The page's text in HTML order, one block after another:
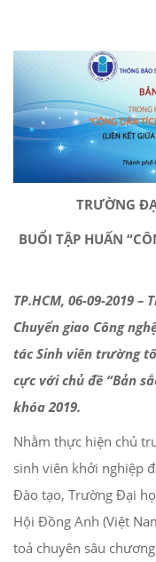
TRƯỜNG
BUỔI TẬP HUẤN
TP.HCM, 06-09-2019
Chuyển giao Công
tác Sinh viên trường
cực với chủ đề “Bản
khóa 2019.
Nhằm thực hiện chủ
sinh viên khởi nghiệp
Đào tạo, Trường Đại
Hội Đồng Anh (Việt
toả chuyên sâu